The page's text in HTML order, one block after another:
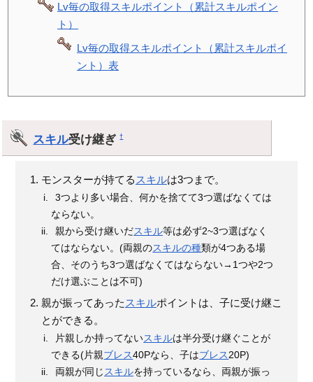
Lv毎の取得スキルポイント（累計スキルポイン
ト）
Lv毎の取得スキルポイント（累計スキルポイ
ント）表
スキル受け継ぎ†
モンスターが持てる スキルは3つまで。
3つより多い場合、何かを捨てて3つ選ばなくては
ならない。
親から受け継いだスキル等は必ず2~3つ選ばなく
てはならない。(両親のスキルの種類が4つある場
合、そのうち3つ選ばなくてはならない→1つや2つ
だけ選ぶことは不可)
親が振ってあったスキルポイントは、子に受け継こ
とができる。
片親しか持ってないスキルは半分受け継ぐことが
できる(片親ブレス40Pなら、子はブレス20P)
両親が同じスキルを持っているなら、両親が振っ